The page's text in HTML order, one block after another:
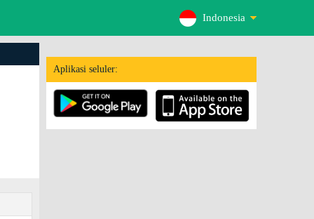
Indonesia
Aplikasi seluler: